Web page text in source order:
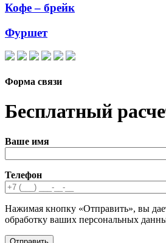
Кофе – брейк
Фуршет
Форма связи
Бесплатный
Ваше имя
Телефон
Нажимая кнопку «Отправить», вы
обработку ваших персональных